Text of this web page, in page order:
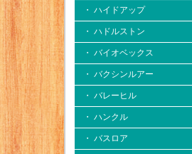
・ ハイドアップ
・ ハドルストン
・ バイオベックス
・ バクシンルアー
・ バレーヒル
・ ハンクル
・ バスロア